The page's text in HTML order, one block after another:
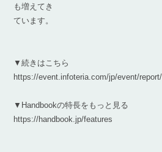
も増えてき
ています。
▼続きはこちら
https://event.infoteria.com/jp/event/
▼Handbookの特長をもっと見る
https://handbook.jp/features